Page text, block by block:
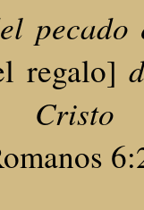
pecado
regalo]
Cristo